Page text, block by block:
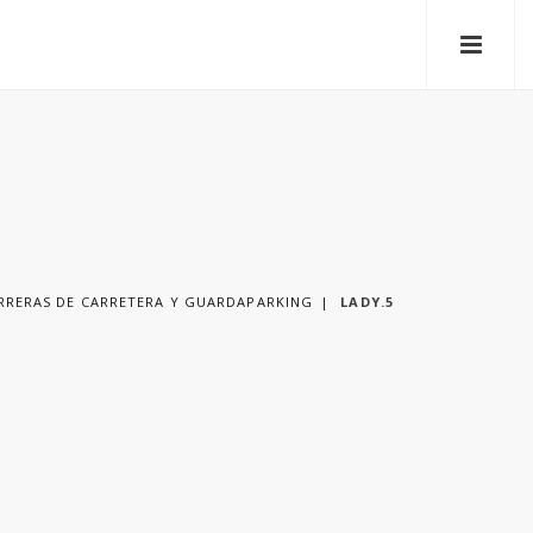
DE CARRETERA Y GUARDAPARKING LADY.5